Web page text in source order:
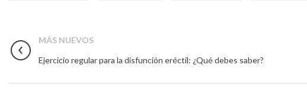
MÁS NUEVOS
Ejercicio regular para la disfunción eréctil: ¿Qué debes saber?